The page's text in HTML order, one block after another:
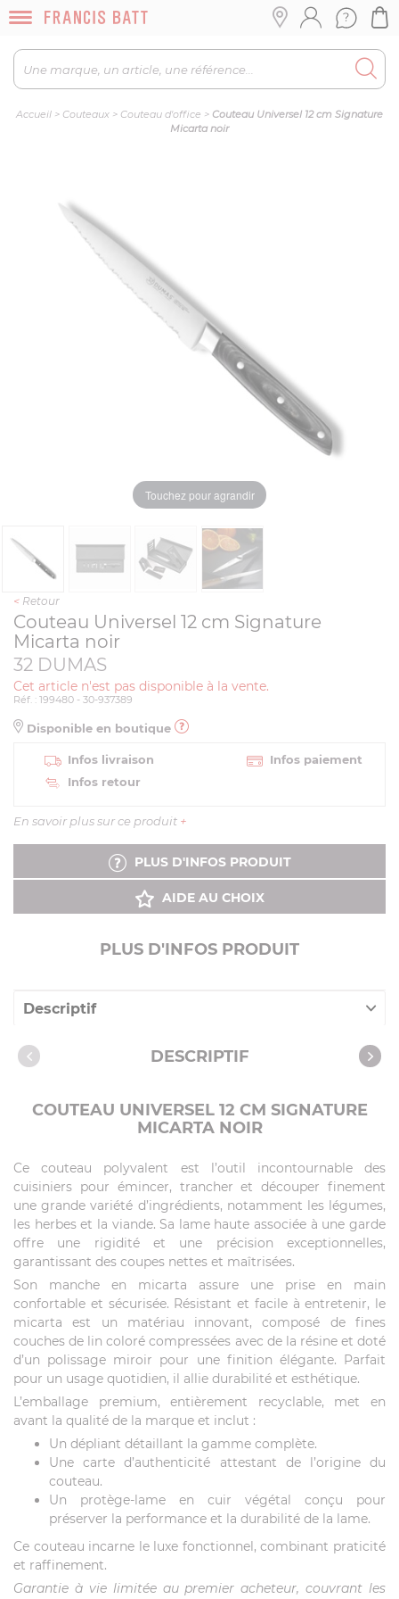
Accueil > Couteaux > Couteau d'office > Couteau Universel 12 cm Signature
Micarta noir
Touchez pour agrandir
< Retour
Couteau Universel 12 cm Signature
Micarta noir
32 DUMAS
Cet article n'est pas disponible à la vente.
Réf. : 199480 - 30-937389
Disponible en boutique
Infos livraison
Infos paiement
Infos retour
En savoir plus sur ce produit +
PLUS D'INFOS PRODUIT
AIDE AU CHOIX
PLUS D'INFOS PRODUIT
Descriptif
Caractéristiques DESCRIPTIF
COUTEAU UNIVERSEL 12 CM SIGNATURE
MICARTA NOIR
Ce couteau polyvalent est l’outil incontournable des
cuisiniers pour émincer, trancher et découper finement
une grande variété d’ingrédients, notamment les légumes,
les herbes et la viande. Sa lame haute associée à une garde
offre une rigidité et une précision exceptionnelles,
garantissant des coupes nettes et maîtrisées.
Son manche en micarta assure une prise en main
confortable et sécurisée. Résistant et facile à entretenir, le
micarta est un matériau innovant, composé de fines
couches de lin coloré compressées avec de la résine et doté
d’un polissage miroir pour une finition élégante. Parfait
pour un usage quotidien, il allie durabilité et esthétique.
L’emballage premium, entièrement recyclable, met en
avant la qualité de la marque et inclut :
Un dépliant détaillant la gamme complète.
Une carte d’authenticité attestant de l’origine du
couteau.
Un protège-lame en cuir végétal conçu pour
préserver la performance et la durabilité de la lame.
Ce couteau incarne le luxe fonctionnel, combinant praticité
et raffinement.
Garantie à vie limitée au premier acheteur, couvrant les